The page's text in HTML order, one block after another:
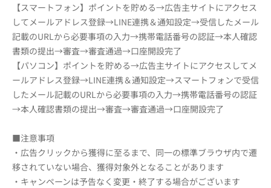
【スマートフォン】ポイントを貯める→広告主サイトにアクセス
してメールアドレス登録→LINE連携＆通知設定→受信したメール
記載のURLから必要事項の入力→携帯電話番号の認証→本人確認
書類の提出→審査→審査通過→口座開設完了
【パソコン】ポイントを貯める→広告主サイトにアクセスしてメ
ールアドレス登録→LINE連携＆通知設定→スマートフォンで受信
したメール記載のURLから必要事項の入力→携帯電話番号の認証
→本人確認書類の提出→審査→審査通過→口座開設完了
■注意事項
・広告クリックから獲得に至るまで、同一の標準ブラウザ内で遷
移されていない場合、獲得対象外となることがあります
・キャンペーンは予告なく変更・終了する場合がございます